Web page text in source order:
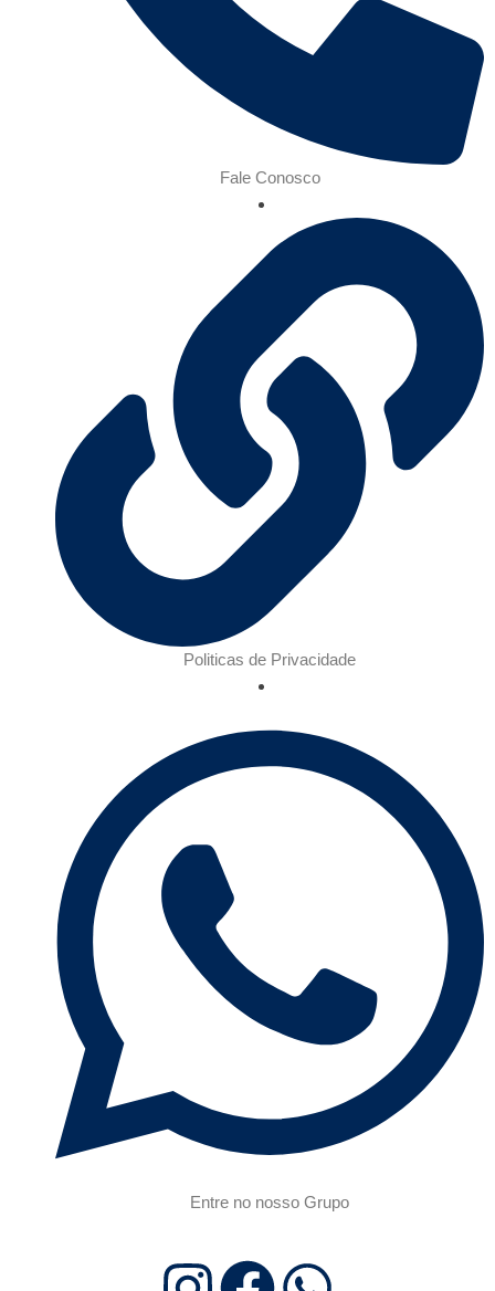
Fale Conosco
Politicas de Privacidade
Entre no nosso Grupo